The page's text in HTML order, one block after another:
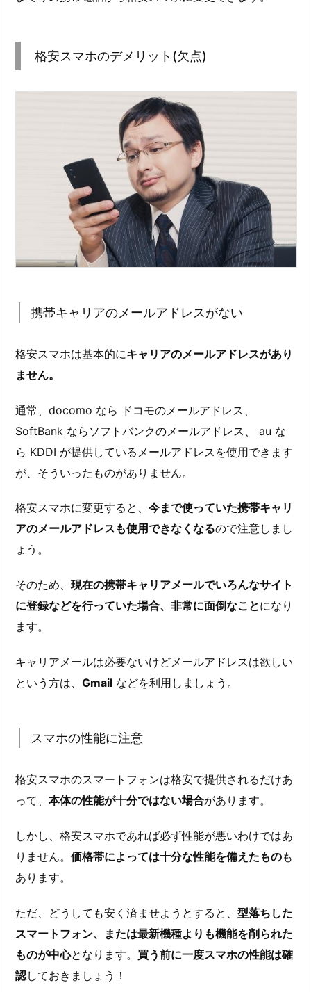
格安スマホのデメリット(欠点)
携帯キャリアのメールアドレスがない
格安スマホは基本的にキャリアのメールアドレスがあり
ません。
通常、docomo なら ドコモのメールアドレス、
SoftBank ならソフトバンクのメールアドレス、 au な
ら KDDI が提供しているメールアドレスを使用できます
が、そういったものがありません。
格安スマホに変更すると、 今まで使っていた携帯キャリ
アのメールアドレスも使用できなくなるので注意しまし
ょう。
そのため、 現在の携帯キャリアメールでいろんなサイト
に登録などを行っていた場合、非常に面倒なことになり
ます。
キャリアメールは必要ないけどメールアドレスは欲しい
という方は、 Gmail などを利用しましょう。
スマホの性能に注意
格安スマホのスマートフォンは格安で提供されるだけあ
って、 本体の性能が十分ではない場合があります。
しかし、格安スマホであれば必ず性能が悪いわけではあ
りません。 価格帯によっては十分な性能を備えたものも
あります。
ただ、どうしても安く済ませようとすると、 型落ちした
スマートフォン、または最新機種よりも機能を削られた
ものが中心となります。 買う前に一度スマホの性能は確
認しておきましょう！